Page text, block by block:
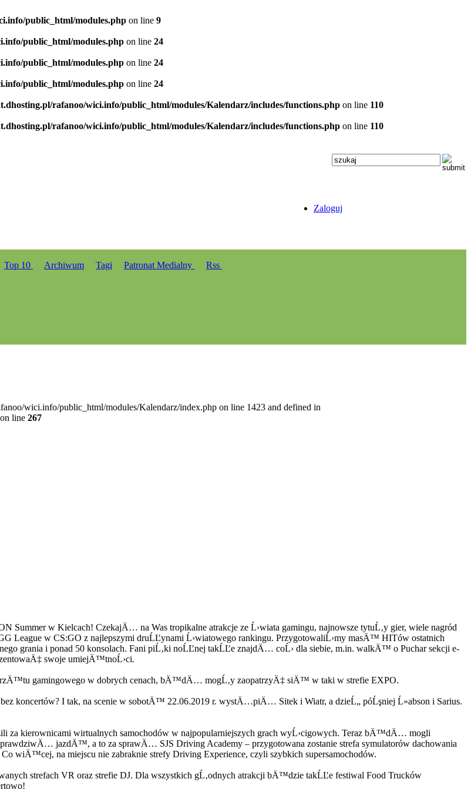
public_html/modules.php on line 9
public_html/modules.php on line 24
public_html/modules.php on line 24
public_html/modules.php on line 24
rafanoo/wici.info/public_html/modules/Kalendarz/includes/functions.php on line 110
rafanoo/wici.info/public_html/modules/Kalendarz/includes/functions.php on line 110
Zaloguj
Top 10 Archiwum Tagi Patronat Medialny
Rss
wici.info/public_html/modules/Kalendarz/index.php on line 1423 and defined in
on line 267
Summer w Kielcach! CzekajÄ… na Was tropikalne atrakcje ze Ĺ›wiata gamingu, najnowsze tytuĹ‚y gier, wiele nagród
League w CS:GO z najlepszymi druĹĽynami Ĺ›wiatowego rankingu. PrzygotowaliĹ›my masÄ™ HITów ostatnich
grania i ponad 50 konsolach. Fani piĹ‚ki noĹĽnej takĹĽe znajdÄ… coĹ› dla siebie, m.in. walkÄ™ o Puchar sekcji e-
swoje umiejÄ™tnoĹ›ci.
gamingowego w dobrych cenach, bÄ™dÄ… mogĹ‚y zaopatrzyÄ‡ siÄ™ w taki w strefie EXPO.
koncertów? I tak, na scenie w sobotÄ™ 22.06.2019 r. wystÄ…piÄ… Sitek i Wiatr, a dzieĹ„ póĹşniej Ĺ»abson i Sarius.
za kierownicami wirtualnych samochodów w najpopularniejszych grach wyĹ›cigowych. Teraz bÄ™dÄ… mogli
jazdÄ™, a to za sprawÄ… SJS Driving Academy – przygotowana zostanie strefa symulatorów dachowania
wiÄ™cej, na miejscu nie zabraknie strefy Driving Experience, czyli szybkich supersamochodów.
strefach VR oraz strefie DJ. Dla wszystkich gĹ‚odnych atrakcji bÄ™dzie takĹĽe festiwal Food Trucków